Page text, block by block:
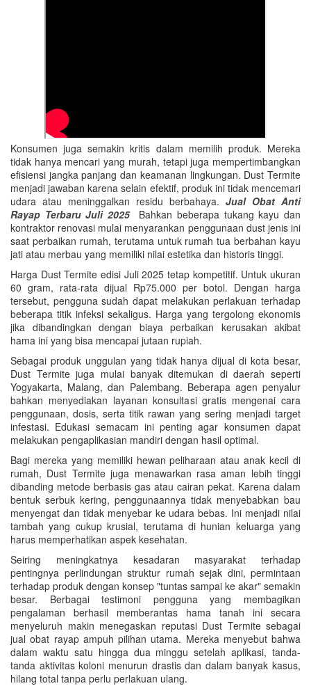
Konsumen juga semakin kritis dalam memilih produk. Mereka
tidak hanya mencari yang murah, tetapi juga mempertimbangkan
efisiensi jangka panjang dan keamanan lingkungan. Dust Termite
menjadi jawaban karena selain efektif, produk ini tidak mencemari
udara atau meninggalkan residu berbahaya. Jual Obat Anti
Rayap Terbaru Juli 2025Bahkan beberapa tukang kayu dan
kontraktor renovasi mulai menyarankan penggunaan dust jenis ini
saat perbaikan rumah, terutama untuk rumah tua berbahan kayu
jati atau merbau yang memiliki nilai estetika dan historis tinggi.
Harga Dust Termite edisi Juli 2025 tetap kompetitif. Untuk ukuran
60 gram, rata-rata dijual Rp75.000 per botol. Dengan harga
tersebut, pengguna sudah dapat melakukan perlakuan terhadap
beberapa titik infeksi sekaligus. Harga yang tergolong ekonomis
jika dibandingkan dengan biaya perbaikan kerusakan akibat
hama ini yang bisa mencapai jutaan rupiah.
Sebagai produk unggulan yang tidak hanya dijual di kota besar,
Dust Termite juga mulai banyak ditemukan di daerah seperti
Yogyakarta, Malang, dan Palembang. Beberapa agen penyalur
bahkan menyediakan layanan konsultasi gratis mengenai cara
penggunaan, dosis, serta titik rawan yang sering menjadi target
infestasi. Edukasi semacam ini penting agar konsumen dapat
melakukan pengaplikasian mandiri dengan hasil optimal.
Bagi mereka yang memiliki hewan peliharaan atau anak kecil di
rumah, Dust Termite juga menawarkan rasa aman lebih tinggi
dibanding metode berbasis gas atau cairan pekat. Karena dalam
bentuk serbuk kering, penggunaannya tidak menyebabkan bau
menyengat dan tidak menyebar ke udara bebas. Ini menjadi nilai
tambah yang cukup krusial, terutama di hunian keluarga yang
harus memperhatikan aspek kesehatan.
Seiring meningkatnya kesadaran masyarakat terhadap
pentingnya perlindungan struktur rumah sejak dini, permintaan
terhadap produk dengan konsep "tuntas sampai ke akar" semakin
besar. Berbagai testimoni pengguna yang membagikan
pengalaman berhasil memberantas hama tanah ini secara
menyeluruh makin menegaskan reputasi Dust Termite sebagai
jual obat rayap ampuh pilihan utama. Mereka menyebut bahwa
dalam waktu satu hingga dua minggu setelah aplikasi, tanda-
tanda aktivitas koloni menurun drastis dan dalam banyak kasus,
hilang total tanpa perlu perlakuan ulang.